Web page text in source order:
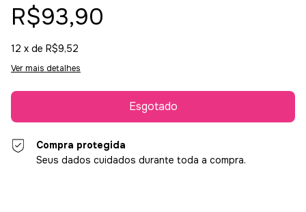
R$93,90
12 x de R$9,52
Ver mais detalhes
Compra protegida
Seus dados cuidados durante toda a compra.